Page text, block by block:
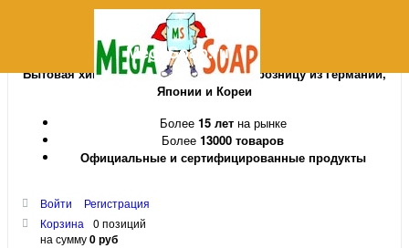
MegaSoap.ru
Бытовая химия и косметика оптом и в розницу из Германии,
Японии и Кореи
Более 15 летна рынке
Более 13000 товаров
Официальные и сертифицированные продукты
Войти
Регистрация
Корзина
0 позиций
на сумму0 руб